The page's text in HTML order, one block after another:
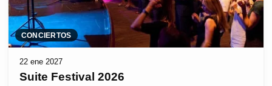
CONCIERTOS
22 ene 2027
Suite Festival 2026